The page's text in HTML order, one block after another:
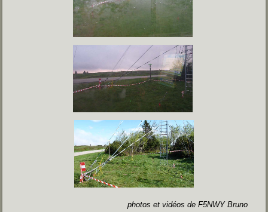
photos et vidéos de F5NWY Bruno